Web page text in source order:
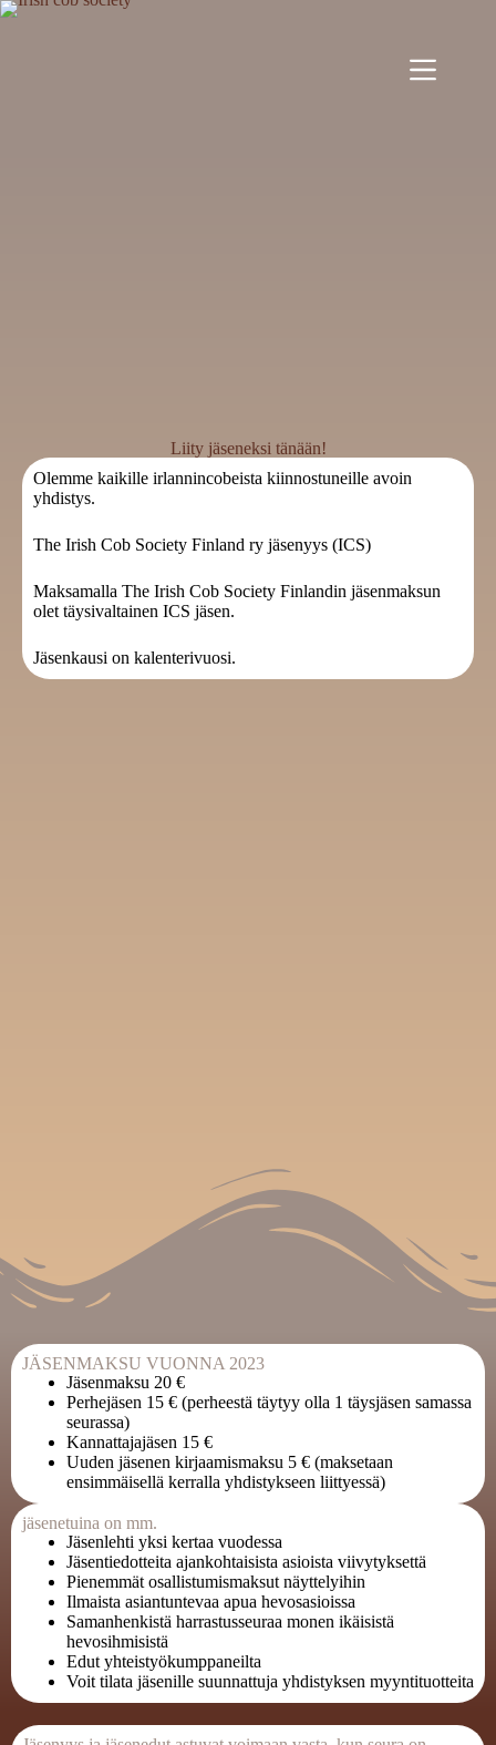
Liity jäseneksi tänään!
Olemme kaikille irlannincobeista kiinnostuneille avoin
yhdistys.
The Irish Cob Society Finland ry jäsenyys (ICS)
Maksamalla The Irish Cob Society Finlandin jäsenmaksun
olet täysivaltainen ICS jäsen.
Jäsenkausi on kalenterivuosi.
JÄSENMAKSU VUONNA 2023
Jäsenmaksu 20 €
Perhejäsen 15 € (perheestä täytyy olla 1 täysjäsen samassa
seurassa)
Kannattajajäsen 15 €
Uuden jäsenen kirjaamismaksu 5 € (maksetaan
ensimmäisellä kerralla yhdistykseen liittyessä)
jäsenetuina on mm.
Jäsenlehti yksi kertaa vuodessa
Jäsentiedotteita ajankohtaisista asioista viivytyksettä
Pienemmät osallistumismaksut näyttelyihin
Ilmaista asiantuntevaa apua hevosasioissa
Samanhenkistä harrastusseuraa monen ikäisistä
hevosihmisistä
Edut yhteistyökumppaneilta
Voit tilata jäsenille suunnattuja yhdistyksen myyntituotteita